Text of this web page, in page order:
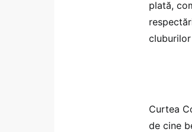
plată,
Curtea
de cine